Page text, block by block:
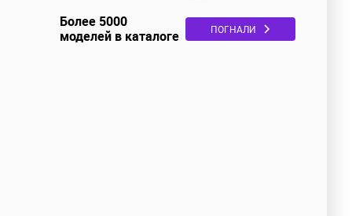
Более 5000
моделей в каталоге
ПОГНАЛИ